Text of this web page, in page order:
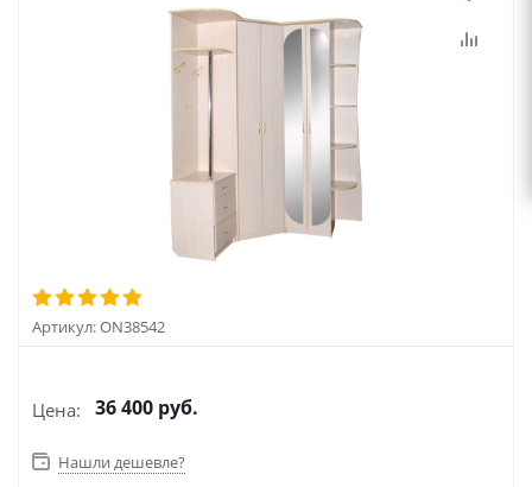
Артикул:ON38542
Цена: 36 400 руб.
Нашли дешевле?